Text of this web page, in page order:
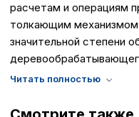
расчетам и операциям
толкающим
значительной степени